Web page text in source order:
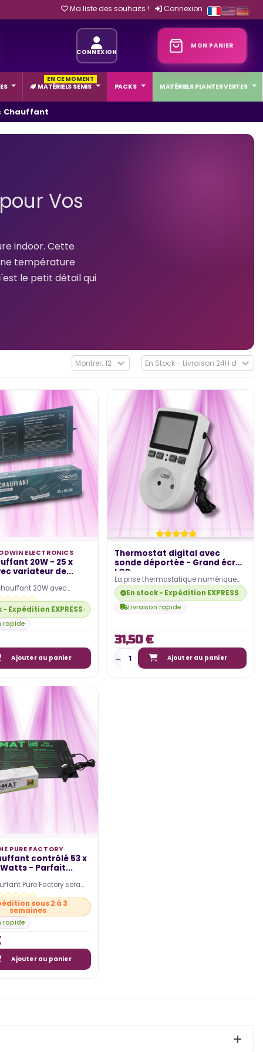
Connexion
Ma liste des souhaits !
MON PANIER
CONNEXION
MATÉRIELS SEMIS
EN CE MOMENT
PACKS
MATÉRIELS PLANTES VERTES
Chauffant
Vos
indoor. Cette
température
le petit détail qui
ELECTRONICS
20W - 25 x
variateur de...
20W avec
température est un
pour tout…
- Expédition EXPRESS disponible
rapide
Ajouter au panier
Thermostat digital avec
sonde déportée - Grand écran
LCD
La prise thermostatique numérique
offre une régulation de température
précise et…
En stock - Expédition EXPRESS
Livraison rapide
31,50 €
Ajouter au panier
PURE FACTORY
contrôlé 53 x
- Parfait...
Pure Factory sera
vos semis et boutures.
sous 2 à 3
semaines
rapide
Ajouter au panier